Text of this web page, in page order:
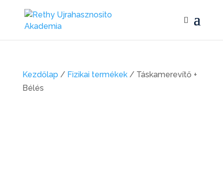
Kezdőlap / Fizikai termékek/ Táskamerevítő +
Bélés